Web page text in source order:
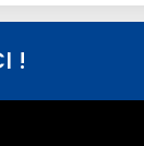
!